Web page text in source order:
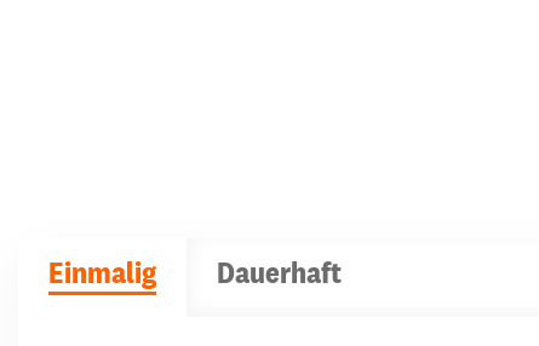
Einmalig Dauerhaft